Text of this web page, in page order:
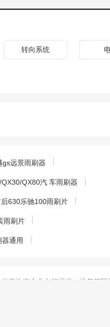
转向系统
远景雨刷器
QX80汽 车雨刷器
630乐驰100雨刷片
雨刷片
通用
息均有企业自行提供，排气管隔